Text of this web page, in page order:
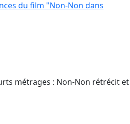
du film "Non-Non dans
métrages : Non-Non rétrécit et